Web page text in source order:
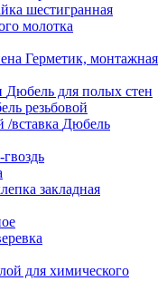
шестигранная
молотка
Герметик, монтажная
Дюбель для полых стен
резьбовой
Дюбель
закладная
для химического